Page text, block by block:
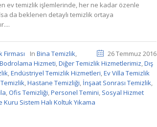
ev temizlik işlemlerinde, her ne kadar özenle
da beklenen detaylı temizlik ortaya
26 Temmuz 2016
Firması In Bina Temizlik,
Bodrolama Hizmeti,Diğer Temizlik Hizmetlerimiz,Dış
,Endüstriyel Temizlik Hizmetleri,Ev Villa Temizlik
,Hastane Temizliği, İnşaat Sonrası Temizlik,
,Ofis Temizliği,Personel Temini, Sosyal Hizmet
Kuru Sistem Halı Koltuk Yıkama